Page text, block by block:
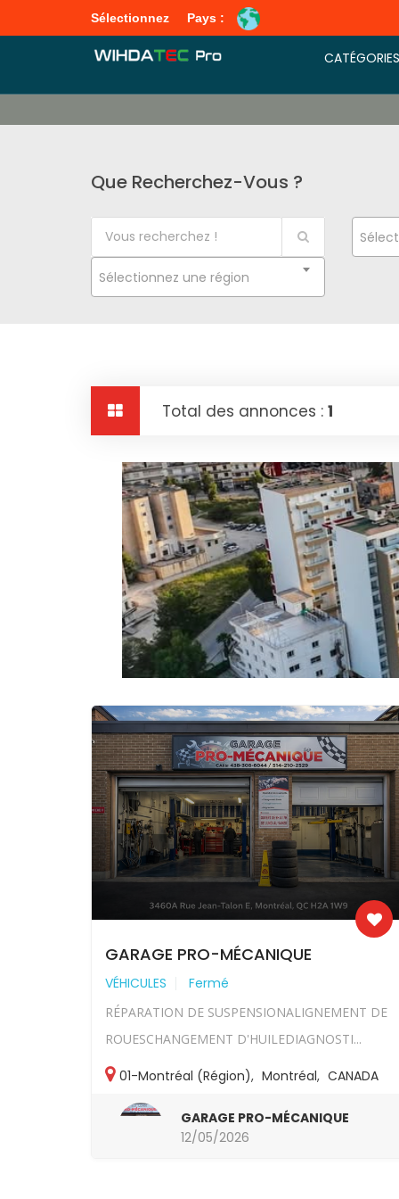
Sélectionnez Pays :
Que Recherchez-Vous ?
Sélectionnez une région
Total des annonces : 1
GARAGE PRO-MÉCANIQUE
VÉHICULES Fermé
RÉPARATION DE SUSPENSIONALIGNEMENT DE
ROUESCHANGEMENT D'HUILEDIAGNOSTI...
01-Montréal (Région), Montréal, CANADA
GARAGE PRO-MÉCANIQUE
12/05/2026